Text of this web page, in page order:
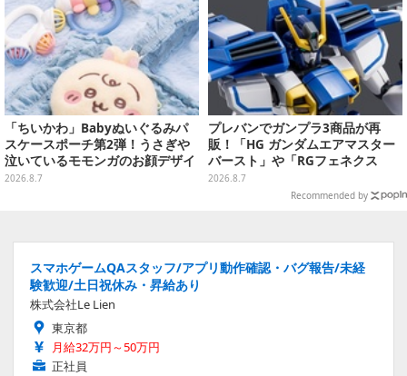
「ちいかわ」Babyぬいぐるみパ
スケースポーチ第2弾！うさぎや
泣いているモモンガのお顔デザイ
ン全4種が8月下旬プライズ展開
2026.8.7
プレバンでガンプラ3商品が再
販！「HG ガンダムエアマスター
バースト」や「RGフェネクス
（ナラティブVer.）」も
2026.8.7
Recommended by
スマホゲームQAスタッフ/アプリ動作確認・バグ報告/未経
験歓迎/土日祝休み・昇給あり
株式会社Le Lien
東京都
月給32万円～50万円
正社員